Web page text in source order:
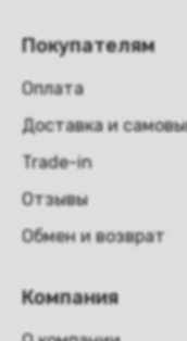
Покупателям
Оплата
Доставка и
Trade-in
Отзывы
Обмен и возврат
Компания